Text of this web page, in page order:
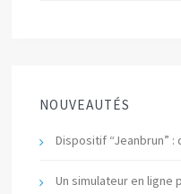
NOUVEAUTÉS
Dispositif “Jeanbrun”
Un simulateur en ligne